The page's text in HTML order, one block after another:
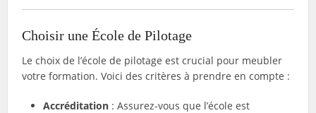
Choisir une École de Pilotage
Le choix de l’école de pilotage est crucial pour meubler
votre formation. Voici des critères à prendre en compte :
Accréditation : Assurez-vous que l’école est